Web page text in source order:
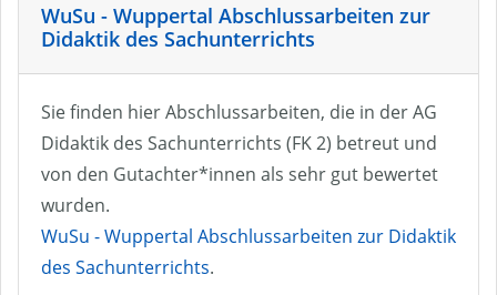
WuSu - Wuppertal Abschlussarbeiten zur
Didaktik des Sachunterrichts
Sie finden hier Abschlussarbeiten, die in der AG
Didaktik des Sachunterrichts (FK 2) betreut und
von den Gutachter*innen als sehr gut bewertet
wurden.
WuSu - Wuppertal Abschlussarbeiten zur Didaktik
des Sachunterrichts.